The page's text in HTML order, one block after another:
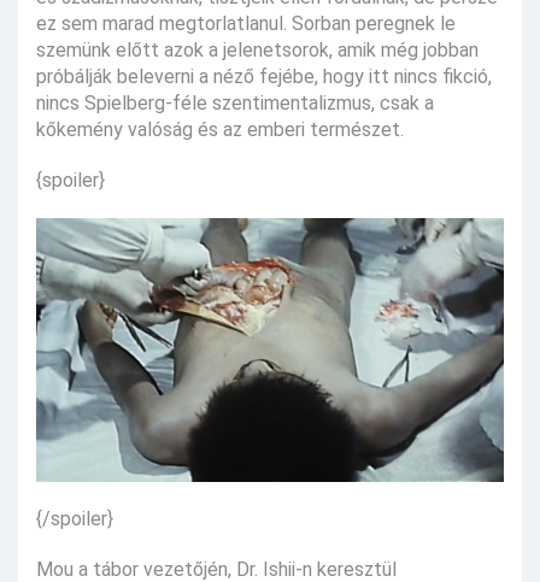
ez sem marad megtorlatlanul. Sorban peregnek le
szemünk előtt azok a jelenetsorok, amik még jobban
próbálják beleverni a néző fejébe, hogy itt nincs fikció,
nincs Spielberg-féle szentimentalizmus, csak a
kőkemény valóság és az emberi természet.
{spoiler}
{/spoiler}
Mou a tábor vezetőjén, Dr. Ishii-n keresztül